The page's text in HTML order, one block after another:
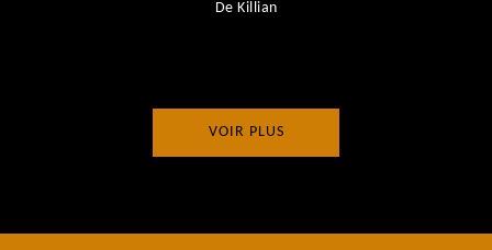
De Killian
VOIR PLUS